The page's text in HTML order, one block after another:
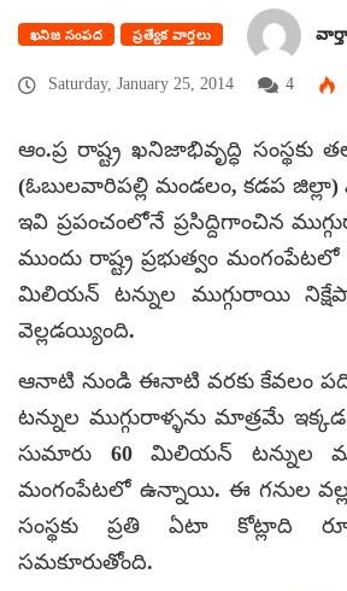
ఖనిజ సంపద ప్రత్యేక వార్తలు
Saturday, January 25, 2014 4
ఆం.ప్ర రాష్ట్ర ఖనిజాభివృద్ధి
(ఓబులవారిపల్లి మండలం, కడప జిల్లా)
ఇవి ప్రపంచంలోనే ప్రసిద్దిగాంచిన
ముందు రాష్ట్ర ప్రభుత్వం మంగంపేటలో
మిలియన్ టన్నుల ముగ్గురాయి
వెల్లడయ్యింది.
ఆనాటి నుండి ఈనాటి వరకు కేవలం
టన్నుల ముగ్గురాళ్ళను మాత్రమే
సుమారు 60 మిలియన్ టన్నుల
మంగంపేటలో ఉన్నాయి. ఈ గనుల వల్ల
సంస్థకు ప్రతి ఏటా కోట్లాది
సమకూరుతోంది.